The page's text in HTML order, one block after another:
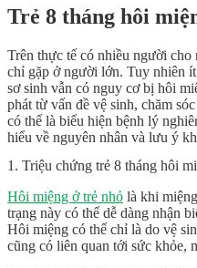
Trẻ 8 tháng hôi
Trên thực tế có nhiều người cho
chỉ gặp ở người lớn. Tuy nhiên
sơ sinh vẫn có nguy cơ bị hôi
phát từ vấn đề vệ sinh, chăm
có thể là biểu hiện bệnh lý
hiểu về nguyên nhân và lưu ý
1. Triệu chứng trẻ 8 tháng hôi
Hôi miệng ở trẻ nhỏ là khi
trạng này có thể dễ dàng nhận
Hôi miệng có thể chỉ là do vệ
cũng có liên quan tới sức khỏe,